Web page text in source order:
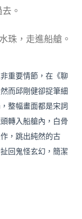
。
珠，走進船艙。
重要情節，在《聊
而邱剛健卻捉筆細
整幅畫面都是宋詞
轉入船艙內，白骨
，跳出純然的古
回鬼怪玄幻，簡潔